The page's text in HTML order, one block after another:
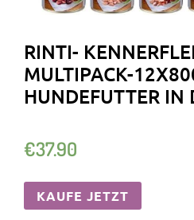
RINTI-
MULTIPACK-
HUNDEFUTTER IN
€37.90
KAUFE JETZT